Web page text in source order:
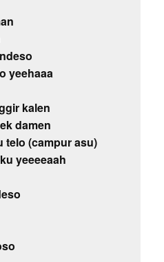
yeehaaa
kalen
damen
telo (campur asu)
yeeeeaah